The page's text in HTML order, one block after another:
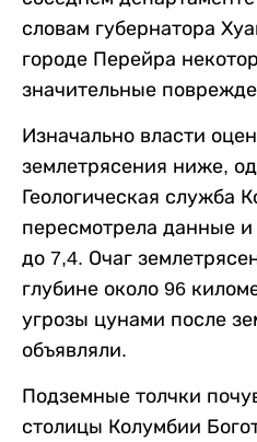
словам губернатора
городе Перейра
значительные
Изначально власти
землетрясения ниже,
Геологическая служба
пересмотрела данные
до 7,4. Очаг
глубине около 96
угрозы цунами после
объявляли.
Подземные толчки
столицы Колумбии